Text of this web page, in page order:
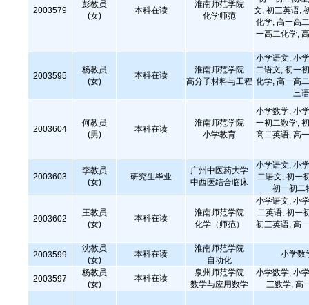
2003579
彭教员
(女)
本科在读
淮南师范学院
化学师范
文, 初三英语,
化学, 高一高
一高二化学,
2003595
杨教员
(女)
本科在读
淮南师范学院
高分子材料与工程
小学语文, 小
二语文, 初一
化学, 高一高
三
2003604
何教员
(男)
本科在读
淮南师范学院
小学教育
小学数学, 小
一初二数学,
高二英语, 高
2003603
李教员
(女)
研究生毕业
广州中医药大学
中西医结合临床
小学语文, 小
二语文, 初一
初一初二
2003602
王教员
(女)
本科在读
淮南师范学院
化学（师范）
小学语文, 小
二英语, 初一
初三英语, 高
2003599
沈教员
(女)
本科在读
淮南师范学院
自动化
小学数
2003597
杨教员
(女)
本科在读
泉州师范学院
数学与应用数学
小学数学, 小
三数学, 高